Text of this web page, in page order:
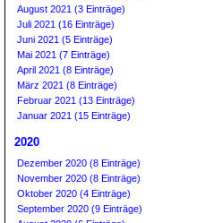
August 2021 (3 Einträge)
Juli 2021 (16 Einträge)
Juni 2021 (5 Einträge)
Mai 2021 (7 Einträge)
April 2021 (8 Einträge)
März 2021 (8 Einträge)
Februar 2021 (13 Einträge)
Januar 2021 (15 Einträge)
2020
Dezember 2020 (8 Einträge)
November 2020 (8 Einträge)
Oktober 2020 (4 Einträge)
September 2020 (9 Einträge)